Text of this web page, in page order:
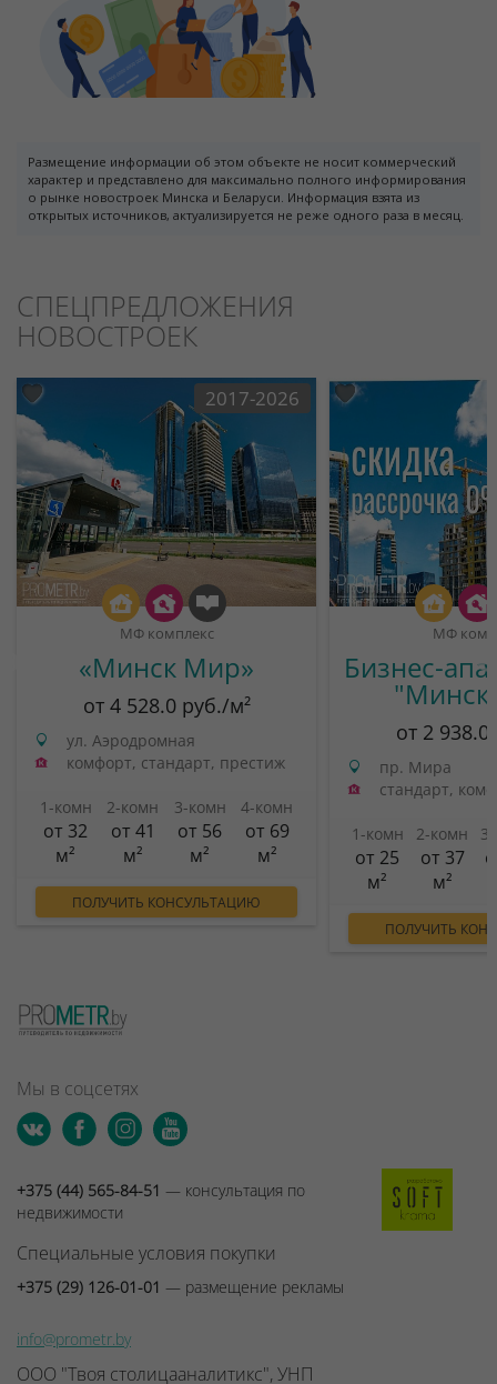
Размещение информации об этом объекте не носит коммерческий
характер и представлено для максимально полного информирования
о рынке новостроек Минска и Беларуси. Информация взята из
открытых источников, актуализируется не реже одного раза в месяц.
СПЕЦПРЕДЛОЖЕНИЯ
НОВОСТРОЕК
2017-2026
МФ комплекс
«Минск Мир»
от 4 528.0 руб./м²
ул. Аэродромная
комфорт, стандарт, престиж
1-комн
от 32
м²
2-комн
от 41
м²
3-комн
от 56
м²
4-комн
от 69
м²
ПОЛУЧИТЬ КОНСУЛЬТАЦИЮ
МФ
Бизнес-
от 2
пр. Мира
стандарт,
1-комн
от 25
м²
2-комн
от 37
м²
ПОЛУЧИТЬ
Мы в соцсетях
+375 (44) 565-84-51 — консультация по
недвижимости
Специальные условия покупки
+375 (29) 126-01-01 — размещение рекламы
info@prometr.by
ООО "Твоя столицааналитикс", УНП